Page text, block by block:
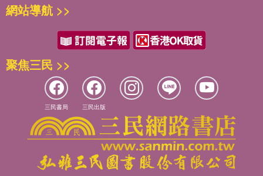
網站導航 >>
聚焦三民 >>
三民書局 三民出版